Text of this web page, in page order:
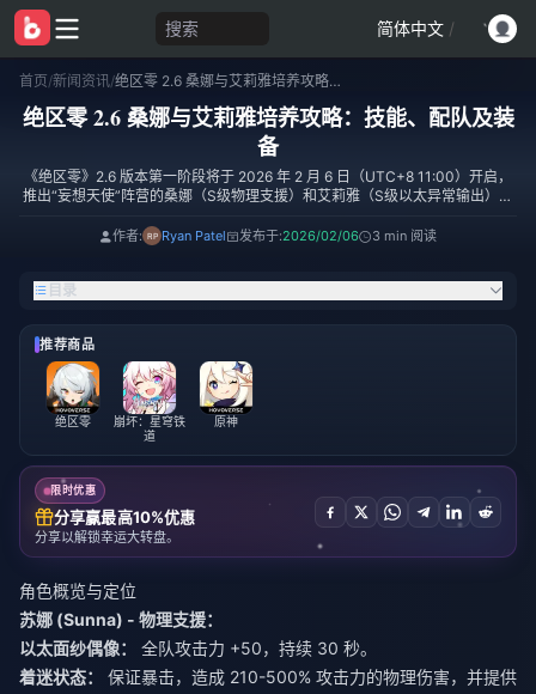
搜索 简体中文 /
首页/新闻资讯/ 绝区零 2.6 桑娜与艾莉雅培养攻略：技能、配队及装备
绝区零 2.6 桑娜与艾莉雅培养攻略：技能、配队及装
备
《绝区零》2.6 版本第一阶段将于 2026 年 2 月 6 日（UTC+8 11:00）开启，
推出“妄想天使”阵营的桑娜（S级物理支援）和艾莉雅（S级以太异常输出）。
摆爵士”4 件套；艾莉雅则需要 400 以上的异常精通，推荐佩戴“混沌爵士”4 件
作者: Ryan Patel 发布于:2026/02/06 3 min 阅读
目录
推荐商品
绝区零
崩坏：星穹铁
道
原神
限时优惠
分享赢最高10%优惠
分享以解锁幸运大转盘。
角色概览与定位
苏娜 (Sunna) - 物理支援：
以太面纱偶像：
全队攻击力 +50，持续 30 秒。
着迷状态：
保证暴击，造成 210-500% 攻击力的物理伤害，并提供